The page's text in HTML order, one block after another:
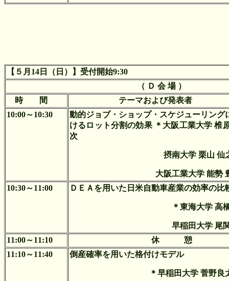
【５月14日（日）】受付開始9:30
（ Ｄ 会 場 ）
時 間
テーマおよび発表者
10:00～10:30
動的ジョブ・ショップ・スケジューリング
けるロット分割の効果 ＊大阪工業大学 椎
次
摂南大学 栗山 仙
大阪工業大学 能勢
10:30～11:00
ＤＥＡを用いた日米自動車産業の効率の比
＊東海大学 高
早稲田大学 尾
11:00～11:10
休 憩
11:10～11:40
倒産確率を用いた格付けモデル
＊早稲田大学 菅野良